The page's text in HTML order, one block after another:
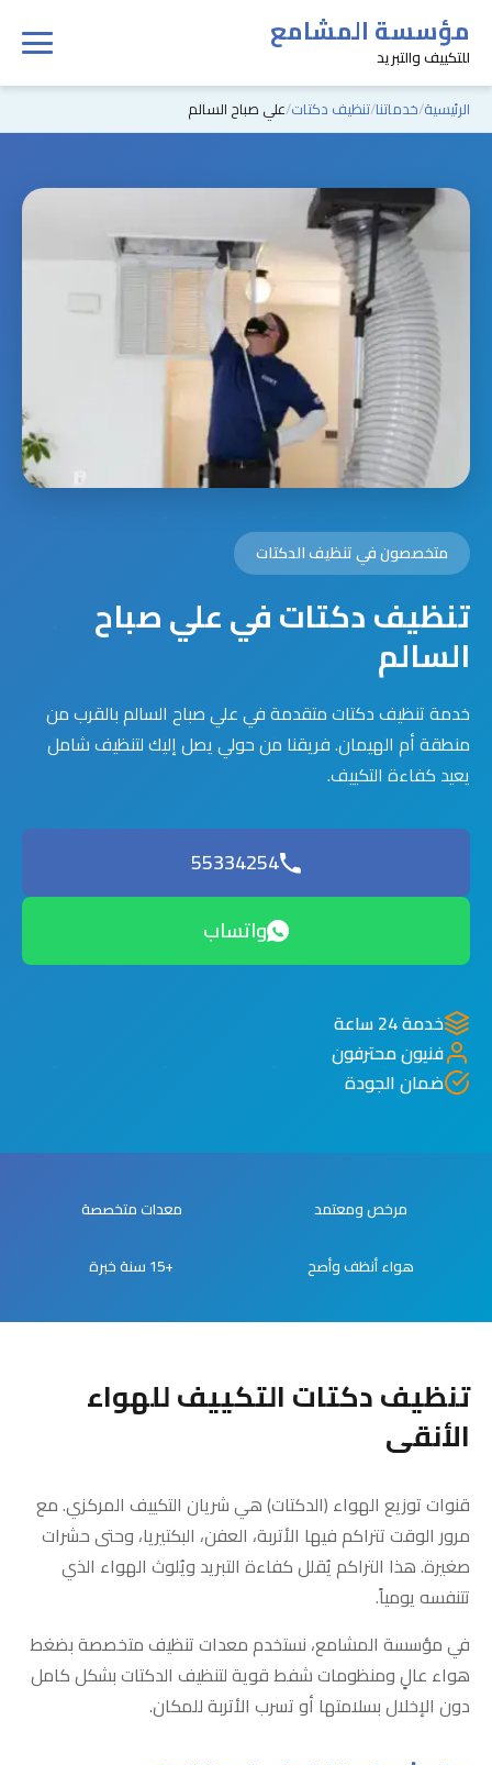
مؤسسة المشامع
للتكييف والتبريد
الرئيسية خدماتنا تنظيف دكتات علي صباح السالم
متخصصون في تنظيف الدكتات
تنظيف دكتات في علي صباح
السالم
خدمة تنظيف دكتات متقدمة في علي صباح السالم بالقرب من
منطقة أم الهيمان. فريقنا من حولي يصل إليك لتنظيف شامل
يعيد كفاءة التكييف.
55334254
واتساب
خدمة 24 ساعة
فنيون محترفون
ضمان الجودة
مرخص ومعتمد معدات متخصصة
هواء أنظف وأصح +15 سنة خبرة
تنظيف دكتات التكييف للهواء
الأنقى
قنوات توزيع الهواء (الدكتات) هي شريان التكييف المركزي. مع
مرور الوقت تتراكم فيها الأتربة، العفن، البكتيريا، وحتى حشرات
صغيرة. هذا التراكم يُقلل كفاءة التبريد ويُلوث الهواء الذي
تتنفسه يومياً.
في مؤسسة المشامع، نستخدم معدات تنظيف متخصصة بضغط
هواء عالٍ ومنظومات شفط قوية لتنظيف الدكتات بشكل كامل
دون الإخلال بسلامتها أو تسرب الأتربة للمكان.